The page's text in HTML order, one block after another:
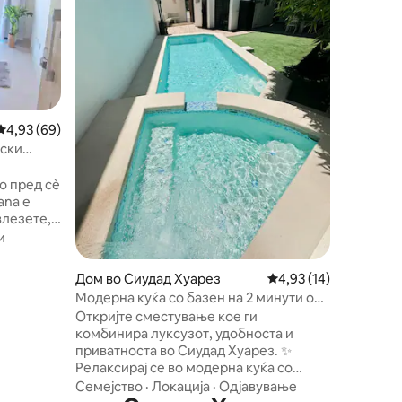
оцена: 4,93 од 5, 69 рецензии
4,93 (69)
пред сѐ
е
Дом во Сиудад Хуарез Просечна оцена:
4,93 (14)
Модерна куќа со базен на 2 минути од
Пуенте Интерн.
Откријте сместување кое ги
комбинира луксузот, удобноста и
приватноста во Сиудад Хуарез. ✨
Релаксирај се во модерна куќа со
приватен базен, пространи простори,
Семејство · Локација · Одјавување